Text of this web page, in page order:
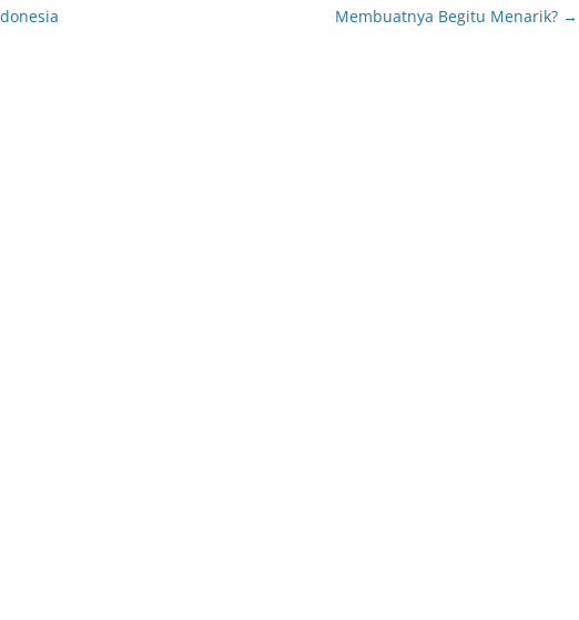
Membuatnya Begitu Menarik? →